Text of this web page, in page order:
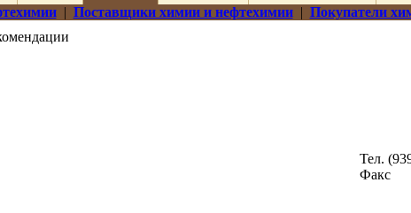
| Поставщики химии и нефтехимии| Покупатели
Тел.
Факс